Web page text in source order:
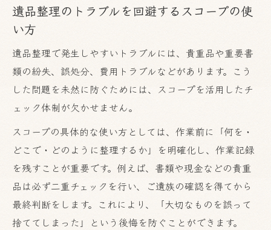
遺品整理のトラブルを回避するスコープの使
い方
遺品整理で発生しやすいトラブルには、貴重品や重要書
類の紛失、誤処分、費用トラブルなどがあります。こう
した問題を未然に防ぐためには、スコープを活用したチ
ェック体制が欠かせません。
スコープの具体的な使い方としては、作業前に「何を・
どこで・どのように整理するか」を明確化し、作業記録
を残すことが重要です。例えば、書類や現金などの貴重
品は必ず二重チェックを行い、ご遺族の確認を得てから
最終判断をします。これにより、「大切なものを誤って
捨ててしまった」という後悔を防ぐことができます。